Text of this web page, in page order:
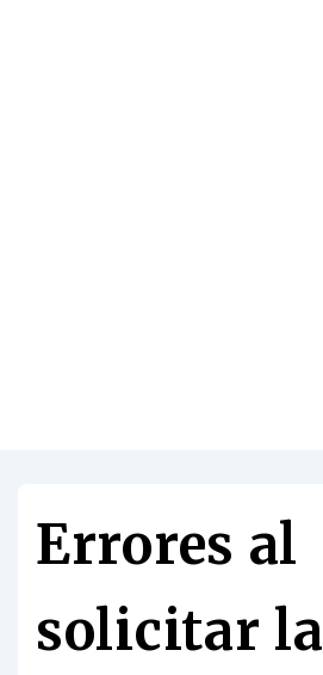
Errores al
solicitar la